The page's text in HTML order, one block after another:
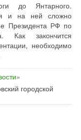
до Янтарного.
и на ней сложно
Президента РФ по
Как закончится
необходимо
городской